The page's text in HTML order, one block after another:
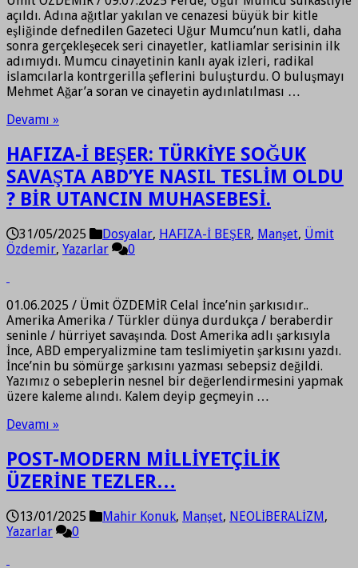
açıldı. Adına ağıtlar yakılan ve cenazesi büyük bir kitle
eşliğinde defnedilen Gazeteci Uğur Mumcu’nun katli, daha
sonra gerçekleşecek seri cinayetler, katliamlar serisinin ilk
adımıydı. Mumcu cinayetinin kanlı ayak izleri, radikal
islamcılarla kontrgerilla şeflerini buluşturdu. O buluşmayı
Mehmet Ağar’a soran ve cinayetin aydınlatılması …
Devamı »
HAFIZA-İ BEŞER: TÜRKİYE SOĞUK
SAVAŞTA ABD’YE NASIL TESLİM OLDU
? BİR UTANCIN MUHASEBESİ.
31/05/2025 Dosyalar, HAFIZA-İ BEŞER, Manşet, Ümit
Özdemir, Yazarlar 0
01.06.2025 / Ümit ÖZDEMİR Celal İnce’nin şarkısıdır..
Amerika Amerika / Türkler dünya durdukça / beraberdir
seninle / hürriyet savaşında. Dost Amerika adlı şarkısıyla
İnce, ABD emperyalizmine tam teslimiyetin şarkısını yazdı.
İnce’nin bu sömürge şarkısını yazması sebepsiz değildi.
Yazımız o sebeplerin nesnel bir değerlendirmesini yapmak
üzere kaleme alındı. Kalem deyip geçmeyin …
Devamı »
POST-MODERN MİLLİYETÇİLİK
ÜZERİNE TEZLER…
13/01/2025 Mahir Konuk, Manşet, NEOLİBERALİZM,
Yazarlar
0